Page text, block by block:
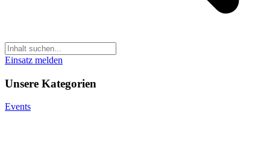
Einsatz melden
Unsere Kategorien
Events